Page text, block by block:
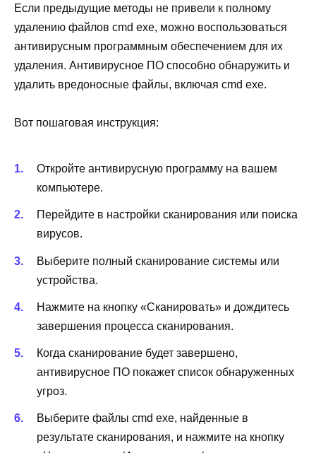
Если предыдущие методы не привели к полному
удалению файлов cmd exe, можно воспользоваться
антивирусным программным обеспечением для их
удаления. Антивирусное ПО способно обнаружить и
удалить вредоносные файлы, включая cmd exe.
Вот пошаговая инструкция:
Откройте антивирусную программу на вашем
компьютере.
Перейдите в настройки сканирования или поиска
вирусов.
Выберите полный сканирование системы или
устройства.
Нажмите на кнопку «Сканировать» и дождитесь
завершения процесса сканирования.
Когда сканирование будет завершено,
антивирусное ПО покажет список обнаруженных
угроз.
Выберите файлы cmd exe, найденные в
результате сканирования, и нажмите на кнопку